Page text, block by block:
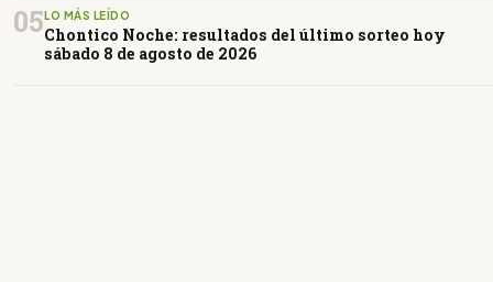
05LO MÁS LEÍDO
Chontico Noche: resultados del último sorteo hoy
sábado 8 de agosto de 2026